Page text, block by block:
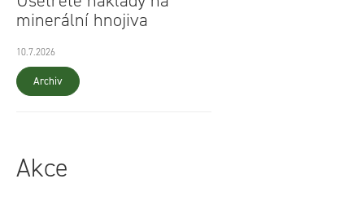
minerální hnojiva
10.7.2026
Archiv
Akce